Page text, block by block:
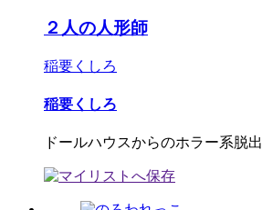
２人の人形師
稲要くしろ
稲要くしろ
ドールハウスからのホラー系脱出